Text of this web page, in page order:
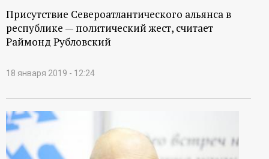
Присутствие Североатлантического альянса в
республике — политический жест, считает
Раймонд Рубловский
18 января 2019 - 12:24